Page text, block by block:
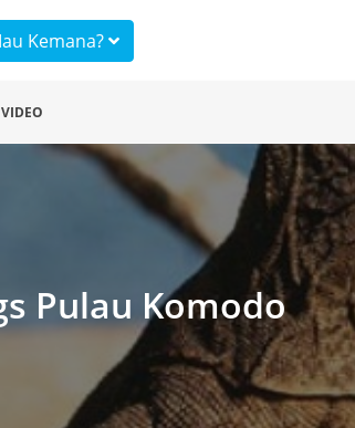
Mau Kemana?
VIDEO
Pulau Komodo